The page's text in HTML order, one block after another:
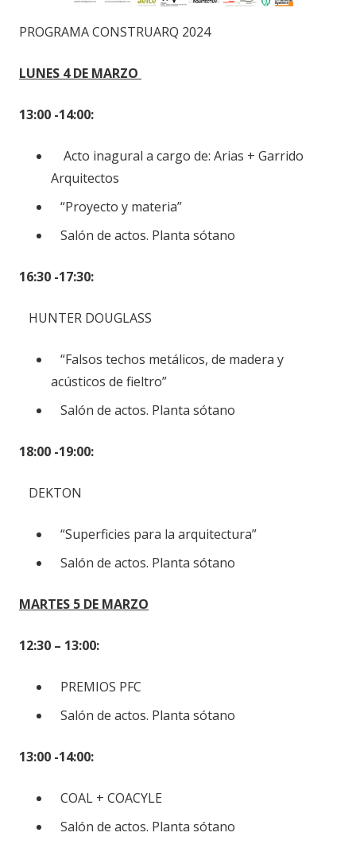
PROGRAMA CONSTRUARQ 2024
LUNES 4 DE MARZO
13:00 -14:00:
Acto inagural a cargo de: Arias + Garrido
Arquitectos
“Proyecto y materia”
Salón de actos. Planta sótano
16:30 -17:30:
HUNTER DOUGLASS
“Falsos techos metálicos, de madera y
acústicos de fieltro”
Salón de actos. Planta sótano
18:00 -19:00:
DEKTON
“Superficies para la arquitectura”
Salón de actos. Planta sótano
MARTES 5 DE MARZO
12:30 – 13:00:
PREMIOS PFC
Salón de actos. Planta sótano
13:00 -14:00:
COAL + COACYLE
Salón de actos. Planta sótano